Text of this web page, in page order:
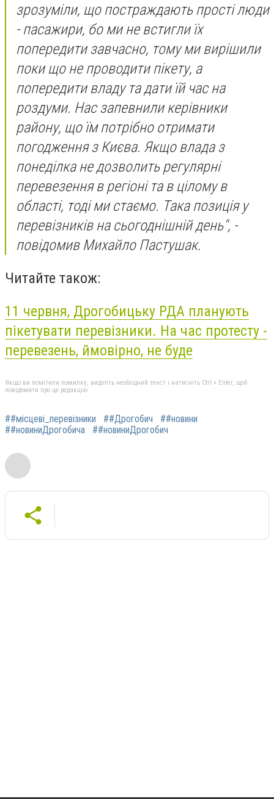
зрозуміли, що постраждають прості люди
- пасажири, бо ми не встигли їх
попередити завчасно, тому ми вирішили
поки що не проводити пікету, а
попередити владу та дати їй час на
роздуми. Нас запевнили керівники
району, що їм потрібно отримати
погодження з Києва. Якщо влада з
понеділка не дозволить регулярні
перевезення в регіоні та в цілому в
області, тоді ми стаємо. Така позиція у
перевізників на сьогоднішній день", -
повідомив Михайло Пастушак.
Читайте також:
11 червня, Дрогобицьку РДА планують
пікетувати перевізники. На час протесту -
перевезень, ймовірно, не буде
Якщо ви помітили помилку, виділіть необхідний текст і натисніть Ctrl + Enter, щоб
повідомити про це редакцію
##місцеві_перевізники ##Дрогобич
##новини
##новиниДрогобича
##новиниДрогобич